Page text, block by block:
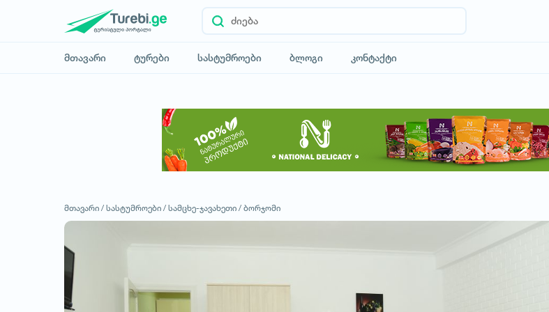
მთავარი ტურები სასტუმროები ბლოგი კონტაქტი
მოითხოვე სასტუმრო
მთავარი / სასტუმროები / სამცხე-ჯავახეთი / ბორჯომი